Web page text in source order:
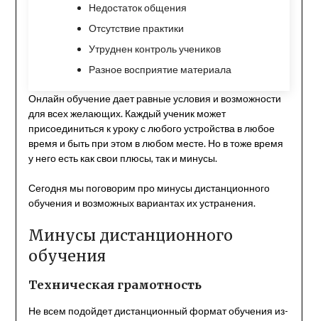
Недостаток общения
Отсутствие практики
Утруднен контроль учеников
Разное восприятие материала
Онлайн обучение дает равные условия и возможности
для всех желающих. Каждый ученик может
присоединиться к уроку с любого устройства в любое
время и быть при этом в любом месте. Но в тоже время
у него есть как свои плюсы, так и минусы.
Сегодня мы поговорим про минусы дистанционного
обучения и возможных вариантах их устранения.
Минусы дистанционного
обучения
Техническая грамотность
Не всем подойдет дистанционный формат обучения из-